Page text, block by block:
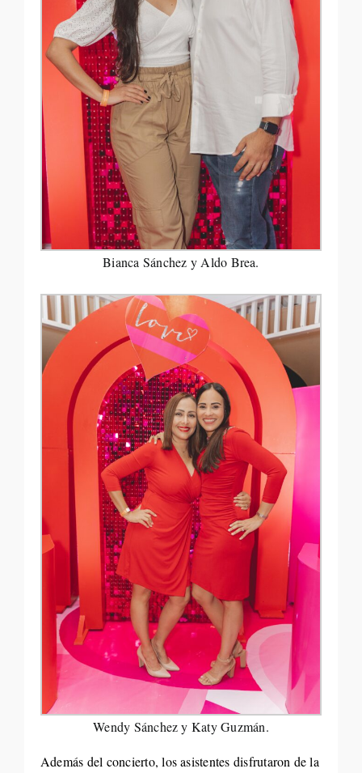
Bianca Sánchez y Aldo Brea.
Wendy Sánchez y Katy Guzmán.
Además del concierto, los asistentes disfrutaron de la